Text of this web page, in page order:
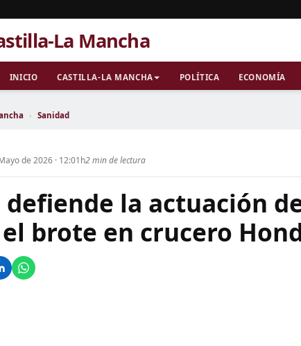
La Mancha
INICIO CASTILLA-LA MANCHA POLÍTICA ECONOMÍA
› Sanidad
de 2026 · 12:01h2 min de lectura
defiende la actuación
brote en crucero